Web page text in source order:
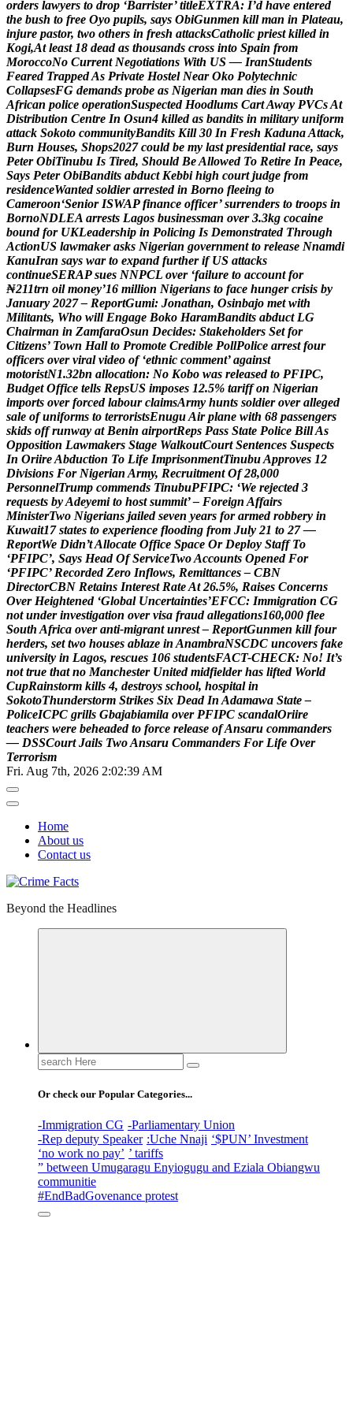
orders lawyers to drop ‘Barrister’ titleEXTRA: I’d have entered
the bush to free Oyo pupils, says ObiGunmen kill man in Plateau,
injure pastor, two others in fresh attacksCatholic priest killed in
Kogi,At least 18 dead as thousands cross into Spain from
MoroccoNo Current Negotiations With US — IranStudents
Feared TrappedAs Private Hostel Near Oko Polytechnic
CollapsesFG demands probe as Nigerian man dies in South
African police operationSuspected Hoodlums CartAway PVCsAt
Distribution Centre In Osun4 killed as bandits in military uniform
attack Sokoto communityBandits Kill 30 In Fresh KadunaAttack,
Burn Houses, Shops2027 could be my last presidential race, says
Peter ObiTinubu Is Tired, Should BeAllowed To Retire In Peace,
Says Peter ObiBandits abduct Kebbi high court judge from
residenceWanted soldier arrested in Borno fleeing to
Cameroon‘Senior ISWAP finance officer’ surrenders to troops in
BornoNDLEA arrests Lagos businessman over 3.3kg cocaine
bound for UKLeadership in Policing Is Demonstrated Through
ActionUS lawmaker asks Nigerian government to release Nnamdi
KanuIran says war to expand further if US attacks
continueSERAP sues NNPCL over ‘failure to account for
₦211trn oil money’16 million Nigerians to face hunger crisis by
January 2027 – ReportGumi: Jonathan, Osinbajo met with
Militants, Who will Engage Boko HaramBandits abduct LG
Chairman in ZamfaraOsun Decides: Stakeholders Set for
Citizens’ Town Hall to Promote Credible PollPolice arrest four
officers over viral video of ‘ethnic comment’ against
motoristN1.32bn allocation: No Kobo was released to PFIPC,
Budget Office tells RepsUS imposes 12.5% tariff on Nigerian
imports over forced labour claimsArmy hunts soldier over alleged
sale of uniforms to terroristsEnuguAir plane with 68 passengers
skids off runway at Benin airportReps Pass State Police BillAs
Opposition Lawmakers Stage WalkoutCourt Sentences Suspects
In OriireAbduction To Life ImprisonmentTinubuApproves 12
Divisions For Nigerian Army, Recruitment Of 28,000
PersonnelTrump commends TinubuPFIPC: ‘We rejected 3
requests byAdeyemi to host summit’ – Foreign Affairs
MinisterTwo Nigerians jailed seven years for armed robbery in
Kuwait17 states to experience flooding from July 21 to 27 —
ReportWe Didn’tAllocate Office Space Or Deploy Staff To
‘PFIPC’, Says Head Of ServiceTwoAccounts Opened For
‘PFIPC’ Recorded Zero Inflows, Remittances – CBN
DirectorCBN Retains Interest RateAt 26.5%, Raises Concerns
Over Heightened ‘Global Uncertainties’EFCC: Immigration CG
not under investigation over visa fraud allegations160,000 flee
South Africa over anti-migrant unrest – ReportGunmen kill four
herders, set two houses ablaze in AnambraNSCDC uncovers fake
university in Lagos, rescues 106 studentsFACT-CHECK: No! It’s
not true that no Manchester United midfielder has lifted World
CupRainstorm kills 4, destroys school, hospital in
SokotoThunderstorm Strikes Six Dead In Adamawa State –
PoliceICPC grills Gbajabiamila over PFIPC scandalOriire
teachers were beheaded to force release ofAnsaru commanders
— DSSCourt Jails TwoAnsaru Commanders For Life Over
Terrorism
Fri. Aug 7th, 2026 2:02:40 AM
Home
About us
Contact us
Beyond the Headlines
Search
for:
Or check our Popular Categories...
-Immigration CG -Parliamentary Union
-Rep deputy Speaker :Uche Nnaji ‘$PUN’ Investment
‘no work no pay’ ’ tariffs
” between Umugaragu Enyiogugu and Eziala Obiangwu
communitie
#EndBadGovenance protest